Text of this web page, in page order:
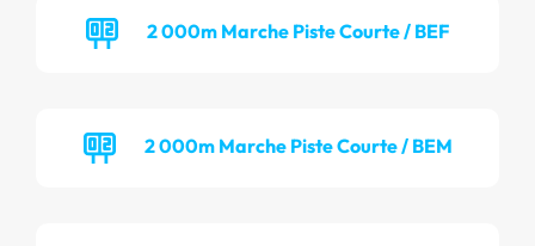
2 000m Marche Piste Courte / BEF
2 000m Marche Piste Courte / BEM